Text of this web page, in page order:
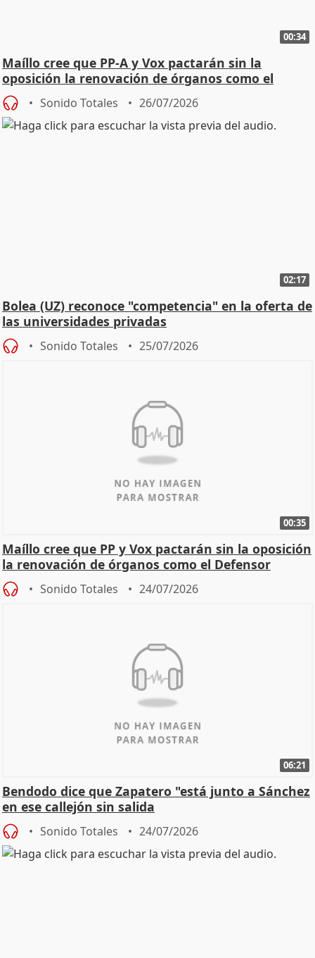
00:34
Maíllo cree que PP-A y Vox pactarán sin la
oposición la renovación de órganos como el
Defensor
Sonido Totales 26/07/2026
02:17
Bolea (UZ) reconoce "competencia" en la oferta de
las universidades privadas
Sonido Totales 25/07/2026
00:35
Maíllo cree que PP y Vox pactarán sin la oposición
la renovación de órganos como el Defensor
Sonido Totales 24/07/2026
06:21
Bendodo dice que Zapatero "está junto a Sánchez
en ese callejón sin salida
Sonido Totales 24/07/2026